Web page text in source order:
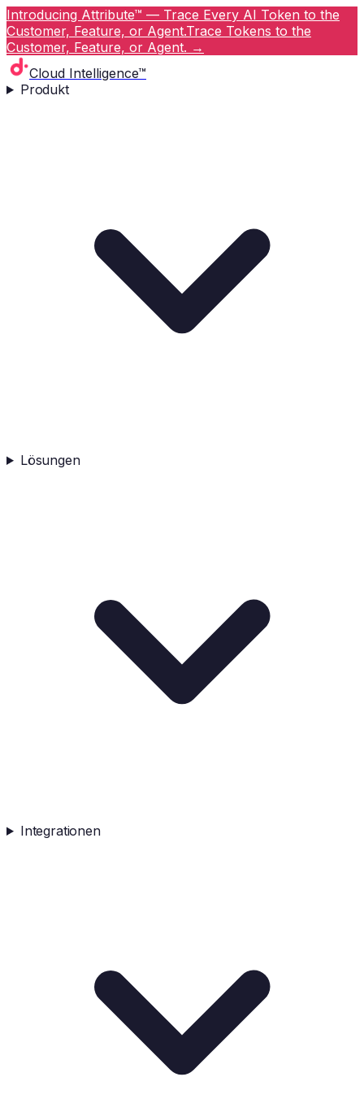
Introducing Attribute™ — Trace Every AI Token to the
Customer, Feature, or Agent.Trace Tokens to the
Customer, Feature, or Agent. →
Cloud Intelligence™
Produkt
Lösungen
Integrationen